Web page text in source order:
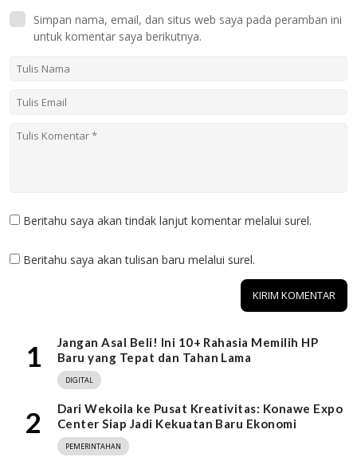
Simpan nama, email, dan situs web saya pada peramban ini
untuk komentar saya berikutnya.
Beritahu saya akan tindak lanjut komentar melalui surel.
Beritahu saya akan tulisan baru melalui surel.
1
Jangan Asal Beli! Ini 10+ Rahasia Memilih HP
Baru yang Tepat dan Tahan Lama
DIGITAL
2
Dari Wekoila ke Pusat Kreativitas: Konawe Expo
Center Siap Jadi Kekuatan Baru Ekonomi
PEMERINTAHAN